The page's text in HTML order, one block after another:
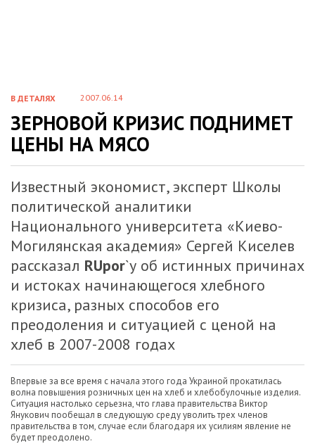
В ДЕТАЛЯХ 2007.06.14
ЗЕРНОВОЙ КРИЗИС ПОДНИМЕТ
ЦЕНЫ НА МЯСО
Известный экономист, эксперт Школы
политической аналитики
Национального университета «Киево-
Могилянская академия» Сергей Киселев
рассказал RUpor`у об истинных причинах
и истоках начинающегося хлебного
кризиса, разных способов его
преодоления и ситуацией с ценой на
хлеб в 2007-2008 годах
Впервые за все время с начала этого года Украиной прокатилась
волна повышения розничных цен на хлеб и хлебобулочные изделия.
Ситуация настолько серьезна, что глава правительства Виктор
Янукович пообещал в следующую среду уволить трех членов
правительства в том, случае если благодаря их усилиям явление не
будет преодолено.